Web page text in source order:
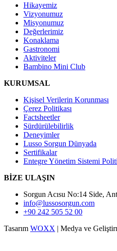
Hikayemiz
Vizyonumuz
Misyonumuz
Değerlerimiz
Konaklama
Gastronomi
Aktiviteler
Bambino Mini Club
KURUMSAL
Kişisel Verilerin Korunması
Çerez Politikası
Factsheetler
Sürdürülebilirlik
Deneyimler
Lusso Sorgun Dünyada
Sertifikalar
Entegre Yönetim Sistemi
BİZE ULAŞIN
Sorgun Acısu No:14 Side,
info@lussosorgun.com
+90 242 505 52 00
Tasarım WOXX | Medya ve